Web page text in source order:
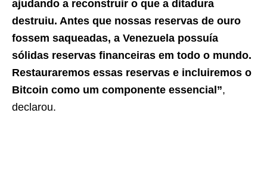
ajudando a reconstruir o que a ditadura
destruiu. Antes que nossas reservas de ouro
fossem saqueadas, a Venezuela possuía
sólidas reservas financeiras em todo o mundo.
Restauraremos essas reservas e incluiremos o
Bitcoin como um componente essencial”,
declarou.